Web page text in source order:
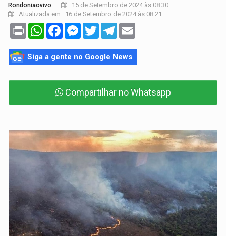
Rondoniaovivo
15 de Setembro de 2024 às 08:30
Atualizada em : 16 de Setembro de 2024 às 08:21
Print WhatsAppFacebookMessenger
TwitterTelegram
Siga a gente no Google News
Compartilhar no Whatsapp